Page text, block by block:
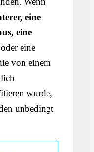
eine
eine
oder eine
von einem
würde,
unbedingt